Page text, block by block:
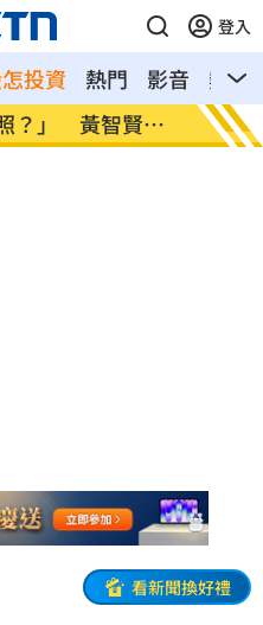
登入
投資 熱門 影音
熱搜
？」 黃智賢回
歐洲
冠
看新聞換好禮